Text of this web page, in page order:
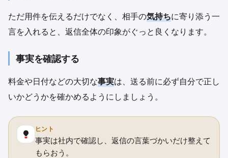
ただ用件を伝えるだけでなく、相手の気持ちに寄り添う一
言を入れると、返信全体の印象がぐっと良くなります。
事実を確認する
料金や日付などの大切な事実は、送る前に必ず自分で正し
いかどうかを確かめるようにしましょう。
ヒント
事実は社内で確認し、返信の言葉づかいだけ整えて
もらおう。